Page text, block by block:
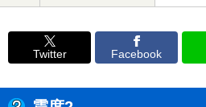
Twitter Facebook